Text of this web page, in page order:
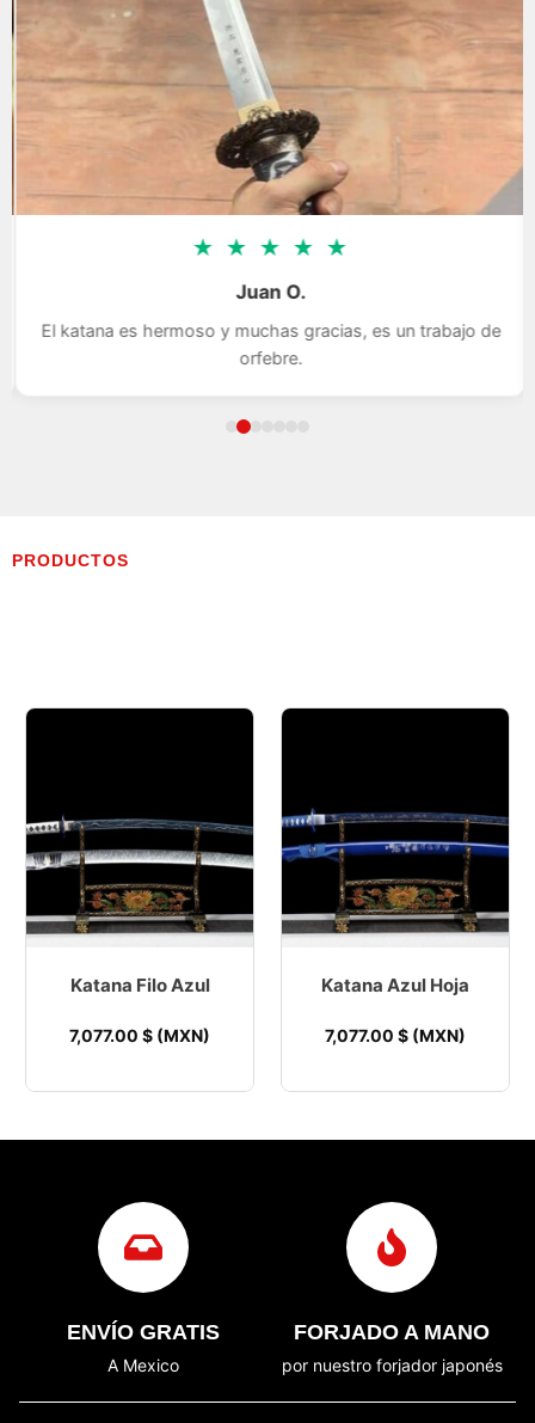
★ ★ ★ ★ ★
Juan O.
El katana es hermoso y muchas gracias, es un trabajo de
orfebre.
PRODUCTOS
Katana Filo Azul
7,077.00 $ (MXN)
Katana Azul Hoja
7,077.00 $ (MXN)
ENVÍO GRATIS
A Mexico
FORJADO A MANO
por nuestro forjador japonés